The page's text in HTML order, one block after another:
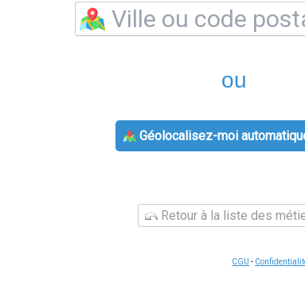
ou
Géolocalisez-moi
Retour à la liste des
CGU -